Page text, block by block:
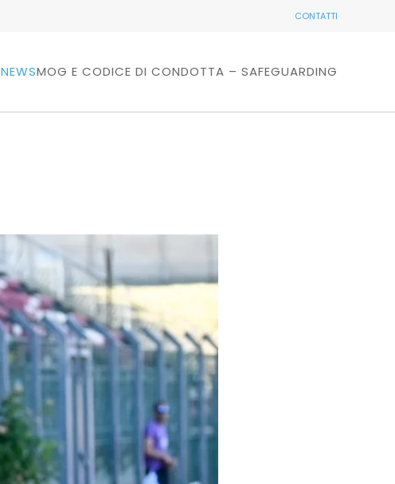
CONTATTI
NEWSMOG E CODICE DI CONDOTTA – SAFEGUARDING